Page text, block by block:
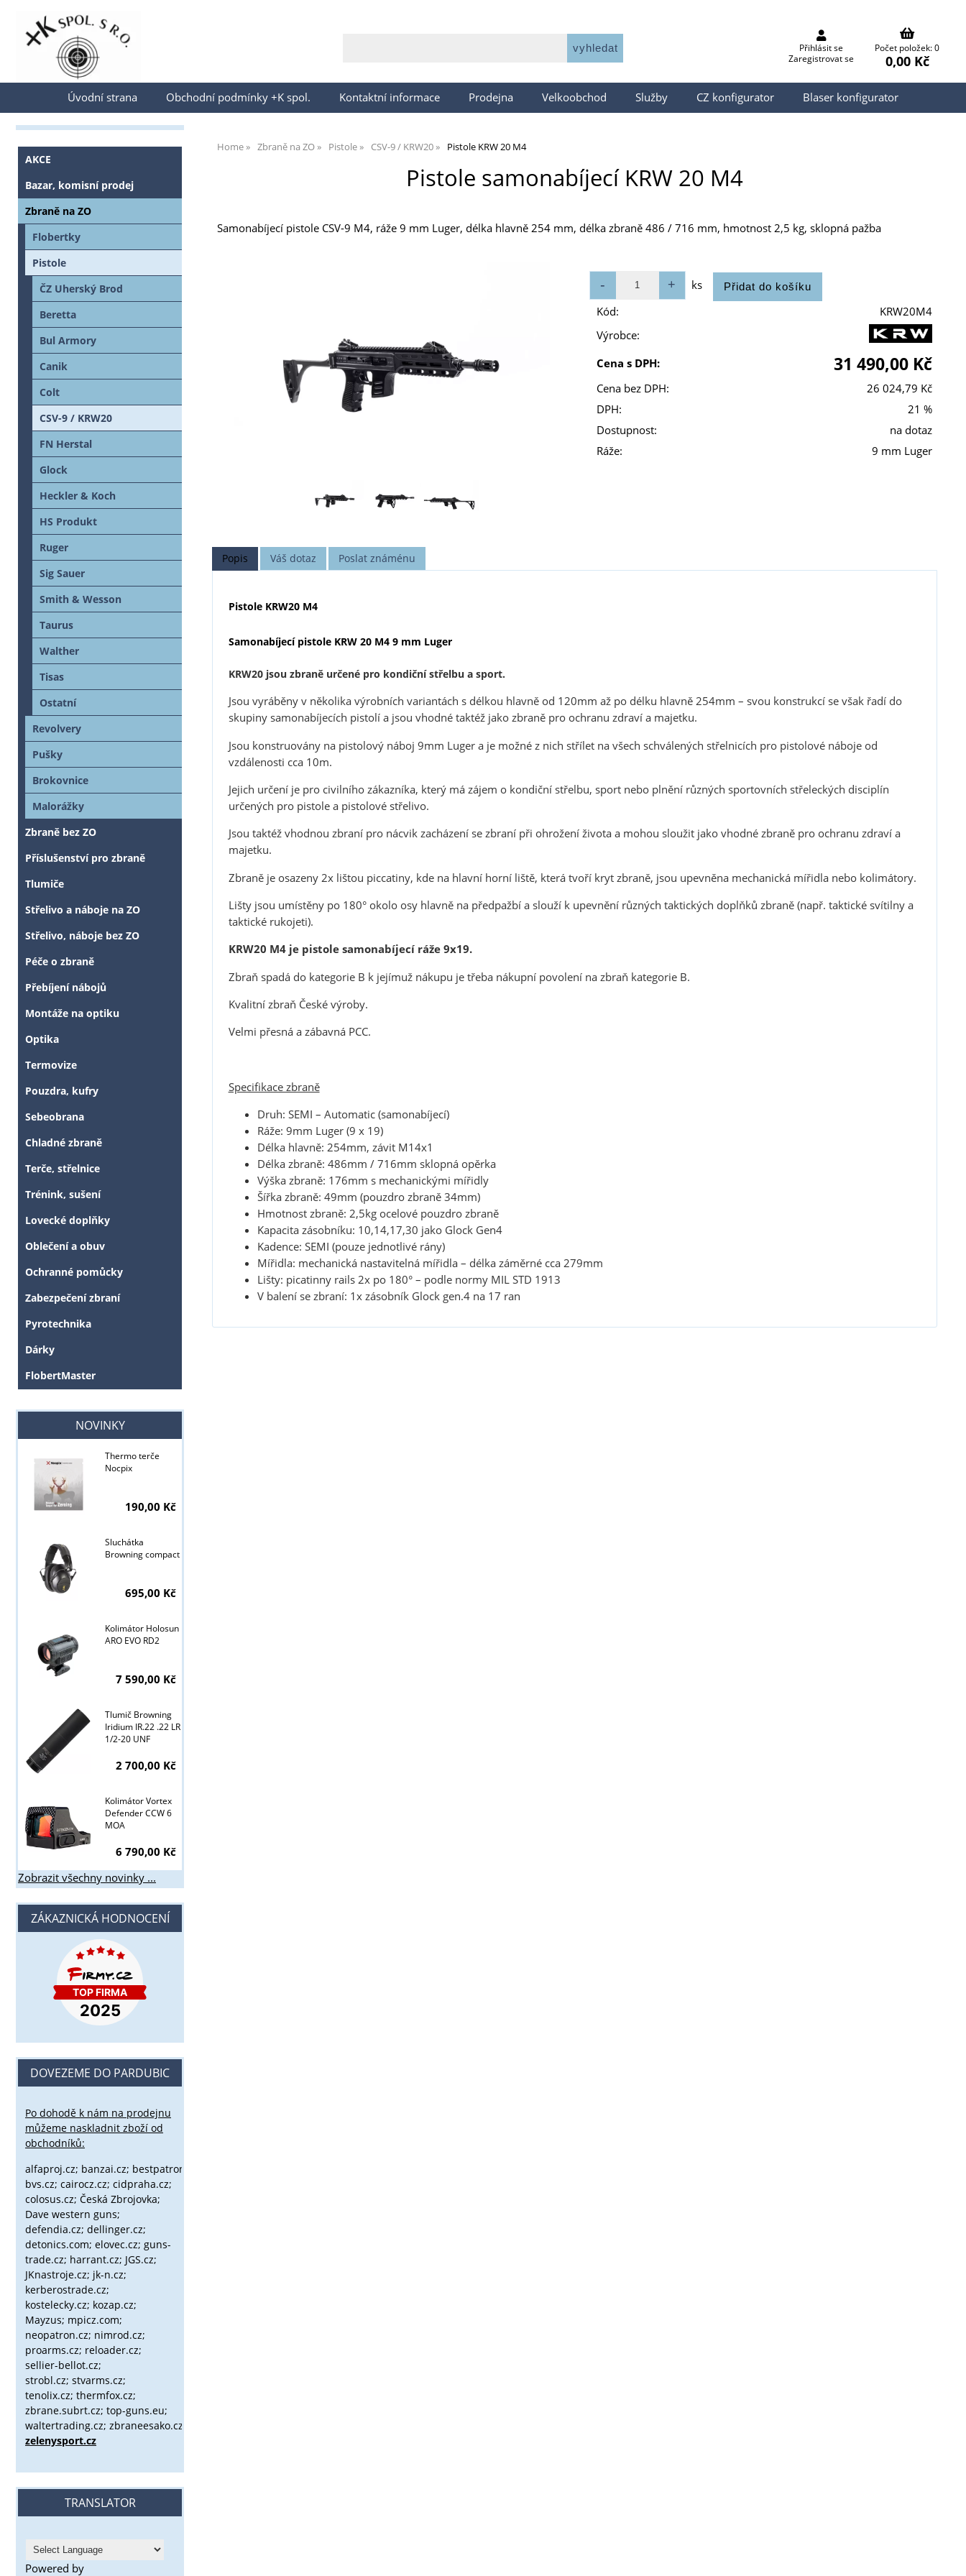
Přihlásit se
Přihlásit se
Zaregistrovat se
Počet položek: 0
0,00 Kč
Úvodní strana Obchodní podmínky +K spol. Kontaktní informace Prodejna Velkoobchod Služby CZ konfigurator Blaser konfigurator
Home Zbraně na ZO Pistole CSV-9 / KRW20 Pistole KRW 20 M4
Pistole samonabíjecí KRW 20 M4
Samonabíjecí pistole CSV-9 M4, ráže 9 mm Luger, délka hlavně 254 mm, délka zbraně 486 / 716 mm, hmotnost 2,5 kg, sklopná pažba
ks
Kód:
KRW20M4
Výrobce:
Cena s DPH:
31 490,00 Kč
Cena bez DPH:
26 024,79 Kč
DPH:
21 %
Dostupnost:
na dotaz
Ráže:
9 mm Luger
Popis Váš dotaz Poslat známénu
Pistole KRW20 M4
Samonabíjecí pistole KRW 20 M4 9 mm Luger
KRW20 jsou zbraně určené pro kondiční střelbu a sport.
Jsou vyráběny v několika výrobních variantách s délkou hlavně od 120mm až po délku hlavně 254mm – svou konstrukcí se však řadí do
skupiny samonabíjecích pistolí a jsou vhodné taktéž jako zbraně pro ochranu zdraví a majetku.
Jsou konstruovány na pistolový náboj 9mm Luger a je možné z nich střílet na všech schválených střelnicích pro pistolové náboje od
vzdálenosti cca 10m.
Jejich určení je pro civilního zákazníka, který má zájem o kondiční střelbu, sport nebo plnění různých sportovních střeleckých disciplín
určených pro pistole a pistolové střelivo.
Jsou taktéž vhodnou zbraní pro nácvik zacházení se zbraní při ohrožení života a mohou sloužit jako vhodné zbraně pro ochranu zdraví a
majetku.
Zbraně je osazeny 2x lištou piccatiny, kde na hlavní horní liště, která tvoří kryt zbraně, jsou upevněna mechanická mířidla nebo kolimátory.
Lišty jsou umístěny po 180° okolo osy hlavně na předpažbí a slouží k upevnění různých taktických doplňků zbraně (např. taktické svítilny a
taktické rukojeti).
KRW20 M4 je pistole samonabíjecí ráže 9x19.
Zbraň spadá do kategorie B k jejímuž nákupu je třeba nákupní povolení na zbraň kategorie B.
Kvalitní zbraň České výroby.
Velmi přesná a zábavná PCC.
Specifikace zbraně
Druh: SEMI – Automatic (samonabíjecí)
Ráže: 9mm Luger (9 x 19)
Délka hlavně: 254mm, závit M14x1
Délka zbraně: 486mm / 716mm sklopná opěrka
Výška zbraně: 176mm s mechanickými mířidly
Šířka zbraně: 49mm (pouzdro zbraně 34mm)
Hmotnost zbraně: 2,5kg ocelové pouzdro zbraně
Kapacita zásobníku: 10,14,17,30 jako Glock Gen4
Kadence: SEMI (pouze jednotlivé rány)
Mířidla: mechanická nastavitelná mířidla – délka záměrné cca 279mm
Lišty: picatinny rails 2x po 180° – podle normy MIL STD 1913
V balení se zbraní: 1x zásobník Glock gen.4 na 17 ran
AKCE
Bazar, komisní prodej
Zbraně na ZO
Flobertky
Pistole
ČZ Uherský Brod
Beretta
Bul Armory
Canik
Colt
CSV-9 / KRW20
FN Herstal
Glock
Heckler & Koch
HS Produkt
Ruger
Sig Sauer
Smith & Wesson
Taurus
Walther
Tisas
Ostatní
Revolvery
Pušky
Brokovnice
Malorážky
Zbraně bez ZO
Příslušenství pro zbraně
Tlumiče
Střelivo a náboje na ZO
Střelivo, náboje bez ZO
Péče o zbraně
Přebíjení nábojů
Montáže na optiku
Optika
Termovize
Pouzdra, kufry
Sebeobrana
Chladné zbraně
Terče, střelnice
Trénink, sušení
Lovecké doplňky
Oblečení a obuv
Ochranné pomůcky
Zabezpečení zbraní
Pyrotechnika
Dárky
FlobertMaster
NOVINKY
Thermo terče
Nocpix
190,00 Kč
Sluchátka
Browning compact
695,00 Kč
Kolimátor Holosun
ARO EVO RD2
7 590,00 Kč
Tlumič Browning
Iridium IR.22 .22 LR
1/2-20 UNF
2 700,00 Kč
Kolimátor Vortex
Defender CCW 6
MOA
6 790,00 Kč
Zobrazit všechny novinky ...
ZÁKAZNICKÁ HODNOCENÍ
DOVEZEME DO PARDUBIC
Po dohodě k nám na prodejnu
můžeme naskladnit zboží od
obchodníků:
alfaproj.cz; banzai.cz; bestpatron.eu;
bvs.cz; cairocz.cz; cidpraha.cz;
colosus.cz; Česká Zbrojovka;
Dave western guns;
defendia.cz; dellinger.cz;
detonics.com; elovec.cz; guns-
trade.cz; harrant.cz; JGS.cz;
JKnastroje.cz; jk-n.cz;
kerberostrade.cz;
kostelecky.cz; kozap.cz;
Mayzus; mpicz.com;
neopatron.cz; nimrod.cz;
proarms.cz; reloader.cz;
sellier-bellot.cz;
strobl.cz; stvarms.cz;
tenolix.cz; thermfox.cz;
zbrane.subrt.cz; top-guns.eu;
waltertrading.cz; zbraneesako.cz;
zelenysport.cz
TRANSLATOR
Powered by